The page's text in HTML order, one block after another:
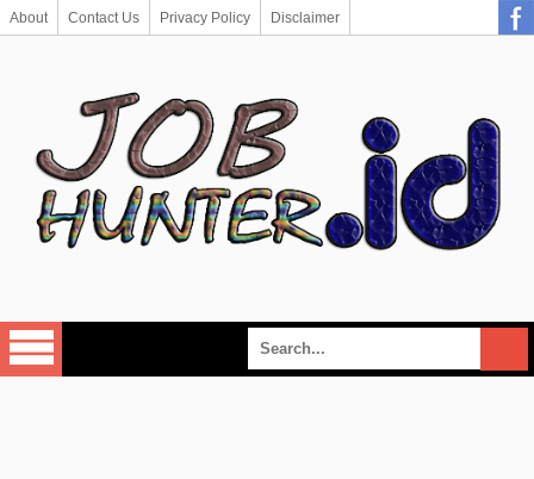
About Contact Us Privacy Policy Disclaimer